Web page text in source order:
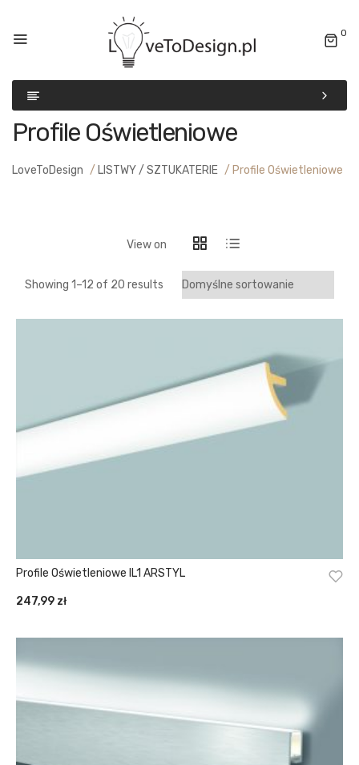
0
Profile Oświetleniowe
LoveToDesign / LISTWY / SZTUKATERIE / Profile Oświetleniowe
View on
Showing 1–12 of 20 results
Profile Oświetleniowe IL1 ARSTYL
247,99 zł